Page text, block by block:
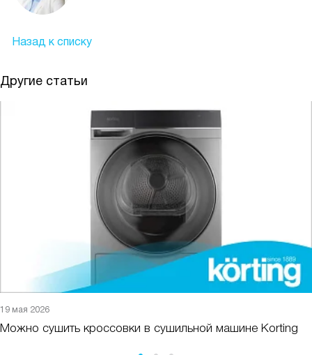
Назад к списку
Другие статьи
19 мая 2026
Можно сушить кроссовки в сушильной машине Korting